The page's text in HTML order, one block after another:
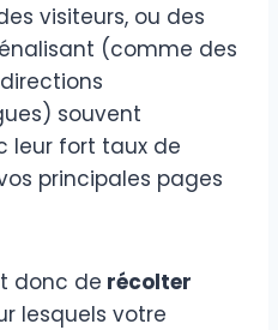
visiteurs, ou des
(comme des
souvent
leur fort taux de
principales pages
donc de récolter
lesquels votre